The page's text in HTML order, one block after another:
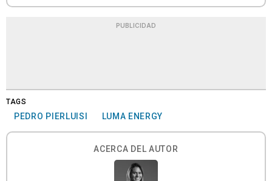
PUBLICIDAD
TAGS
PEDRO PIERLUISI LUMA ENERGY
ACERCA DEL AUTOR